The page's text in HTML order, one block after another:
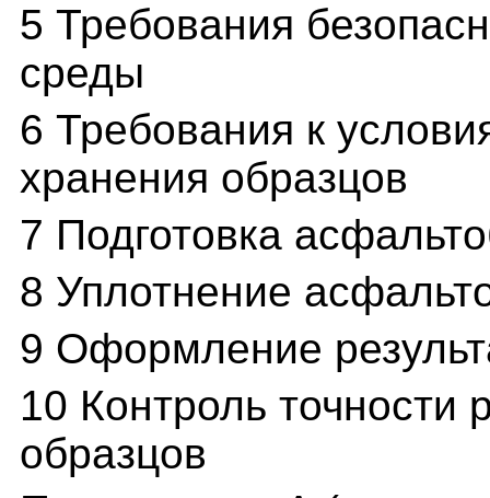
5 Требования
среды
6 Требования к
хранения образцов
7 Подготовка
8 Уплотнение
9 Оформление
10 Контроль точности
образцов